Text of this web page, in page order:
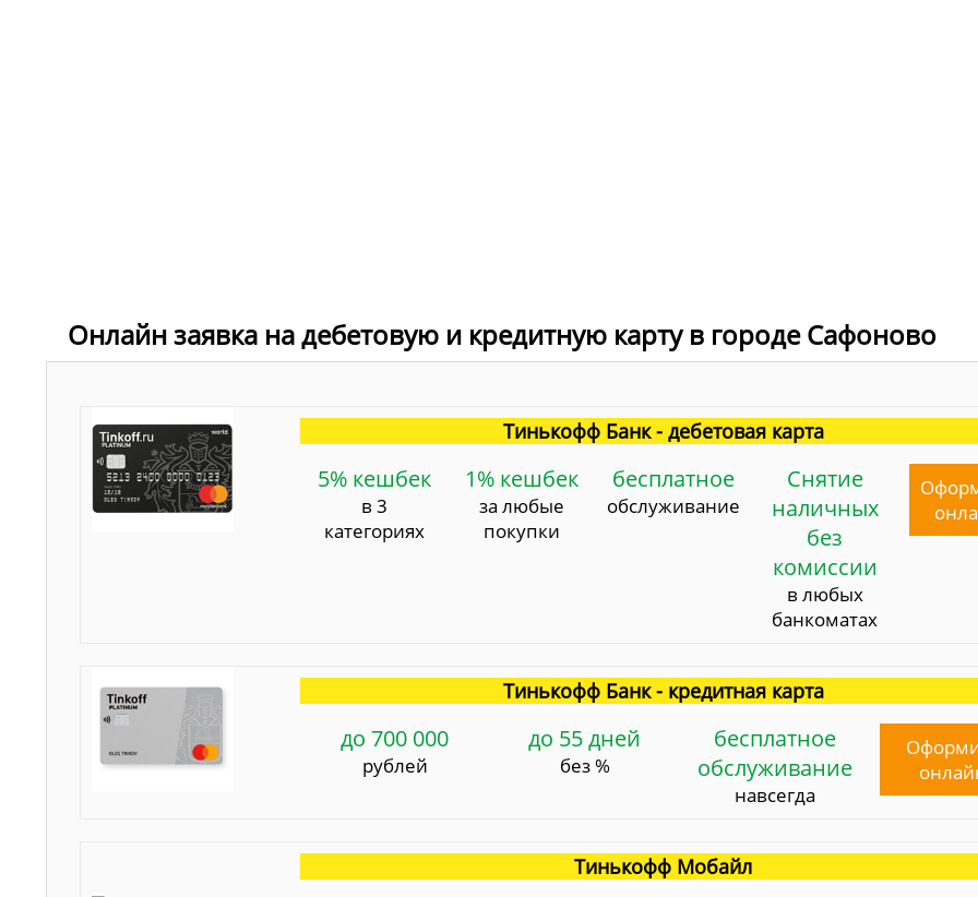
Онлайн заявка на дебетовую и кредитную карту в городе Сафоново
Тинькофф Банк - дебетовая карта
5% кешбек
в 3
категориях
1% кешбек
за любые
покупки
бесплатное
обслуживание
Снятие
наличных
без
комиссии
в любых
банкоматах
Тинькофф Банк - кредитная карта
до 700 000
рублей
до 55 дней
без %
бесплатное
обслуживание
навсегда
Тинькофф Мобайл